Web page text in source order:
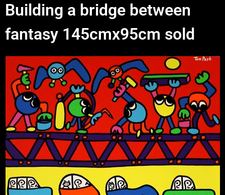
Building a bridge between
fantasy 145cmx95cm sold